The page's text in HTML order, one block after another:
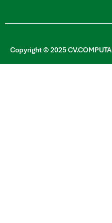
Copyright © 2025 CV.COMPUTA